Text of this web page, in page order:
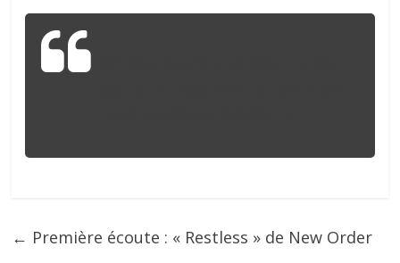
← Première écoute : « Restless » de New Order